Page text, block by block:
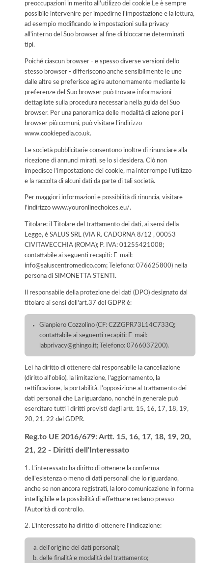
preoccupazioni in merito all'utilizzo dei cookie Le è sempre
possibile intervenire per impedirne l'impostazione e la lettura,
ad esempio modificando le impostazioni sulla privacy
all'interno del Suo browser al fine di bloccarne determinati
tipi.
Poiché ciascun browser - e spesso diverse versioni dello
stesso browser - differiscono anche sensibilmente le une
dalle altre se preferisce agire autonomamente mediante le
preferenze del Suo browser può trovare informazioni
dettagliate sulla procedura necessaria nella guida del Suo
browser. Per una panoramica delle modalità di azione per i
browser più comuni, può visitare l'indirizzo
www.cookiepedia.co.uk.
Le società pubblicitarie consentono inoltre di rinunciare alla
ricezione di annunci mirati, se lo si desidera. Ciò non
impedisce l'impostazione dei cookie, ma interrompe l'utilizzo
e la raccolta di alcuni dati da parte di tali società.
Per maggiori informazioni e possibilità di rinuncia, visitare
l'indirizzo www.youronlinechoices.eu/.
Titolare: il Titolare del trattamento dei dati, ai sensi della
Legge, è SALUS SRL (VIA R. CADORNA 8/12 , 00053
CIVITAVECCHIA (ROMA); P. IVA: 01255421008;
contattabile ai seguenti recapiti: E-mail:
info@saluscentromedico.com; Telefono: 076625800) nella
persona di SIMONETTA STENTI.
Il responsabile della protezione dei dati (DPO) designato dal
titolare ai sensi dell'art.37 del GDPR è:
Gianpiero Cozzolino (CF: CZZGPR73L14C733Q;
contattabile ai seguenti recapiti: E-mail:
labprivacy@ghingo.it; Telefono: 0766037200).
Lei ha diritto di ottenere dal responsabile la cancellazione
(diritto all'oblio), la limitazione, l'aggiornamento, la
rettificazione, la portabilità, l'opposizione al trattamento dei
dati personali che La riguardano, nonché in generale può
esercitare tutti i diritti previsti dagli artt. 15, 16, 17, 18, 19,
20, 21, 22 del GDPR.
Reg.to UE 2016/679: Artt. 15, 16, 17, 18, 19, 20,
21, 22 - Diritti dell'Interessato
1. L'interessato ha diritto di ottenere la conferma
dell'esistenza o meno di dati personali che lo riguardano,
anche se non ancora registrati, la loro comunicazione in forma
intelligibile e la possibilità di effettuare reclamo presso
l’Autorità di controllo.
2. L'interessato ha diritto di ottenere l'indicazione:
dell'origine dei dati personali;
delle finalità e modalità del trattamento;